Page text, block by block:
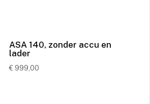
ASA 140, zonder accu en
lader
€ 999,00